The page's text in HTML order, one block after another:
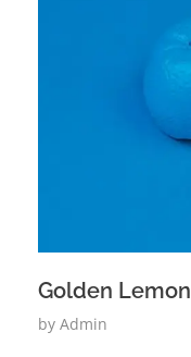
Golden Lemon
by Admin